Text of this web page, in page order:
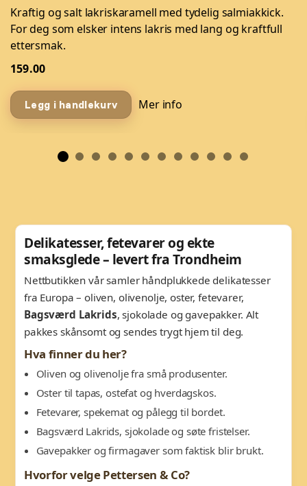
Kraftig og salt lakriskaramell med tydelig salmiakkick.
For deg som elsker intens lakris med lang og kraftfull
ettersmak.
159.00
Legg i handlekurv Mer info
Delikatesser, fetevarer og ekte
smaksglede – levert fra Trondheim
Nettbutikken vår samler håndplukkede delikatesser
fra Europa – oliven, olivenolje, oster, fetevarer,
Bagsværd Lakrids, sjokolade og gavepakker. Alt
pakkes skånsomt og sendes trygt hjem til deg.
Hva finner du her?
Oliven og olivenolje fra små produsenter.
Oster til tapas, ostefat og hverdagskos.
Fetevarer, spekemat og pålegg til bordet.
Bagsværd Lakrids, sjokolade og søte fristelser.
Gavepakker og firmagaver som faktisk blir brukt.
Hvorfor velge Pettersen & Co?